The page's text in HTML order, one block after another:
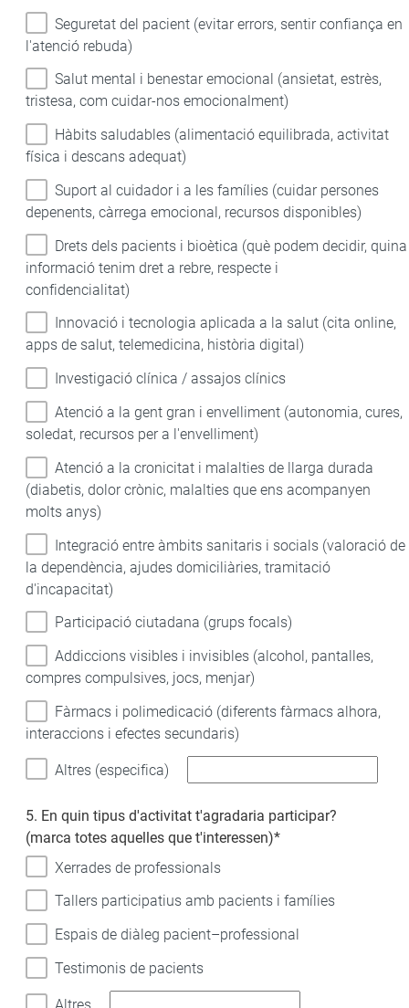
Seguretat del pacient (evitar errors, sentir confiança en
l'atenció rebuda)
Salut mental i benestar emocional (ansietat, estrès,
tristesa, com cuidar-nos emocionalment)
Hàbits saludables (alimentació equilibrada, activitat
física i descans adequat)
Suport al cuidador i a les famílies (cuidar persones
depenents, càrrega emocional, recursos disponibles)
Drets dels pacients i bioètica (què podem decidir, quina
informació tenim dret a rebre, respecte i
confidencialitat)
Innovació i tecnologia aplicada a la salut (cita online,
apps de salut, telemedicina, història digital)
Investigació clínica / assajos clínics
Atenció a la gent gran i envelliment (autonomia, cures,
soledat, recursos per a l'envelliment)
Atenció a la cronicitat i malalties de llarga durada
(diabetis, dolor crònic, malalties que ens acompanyen
molts anys)
Integració entre àmbits sanitaris i socials (valoració de
la dependència, ajudes domiciliàries, tramitació
d'incapacitat)
Participació ciutadana (grups focals)
Addiccions visibles i invisibles (alcohol, pantalles,
compres compulsives, jocs, menjar)
Fàrmacs i polimedicació (diferents fàrmacs alhora,
interaccions i efectes secundaris)
Altres (especifica)
5. En quin tipus d'activitat t'agradaria participar?
(marca totes aquelles que t'interessen)*
Xerrades de professionals
Tallers participatius amb pacients i famílies
Espais de diàleg pacient–professional
Testimonis de pacients